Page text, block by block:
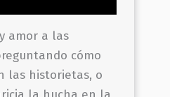
amor a las
cómo
las historietas, o